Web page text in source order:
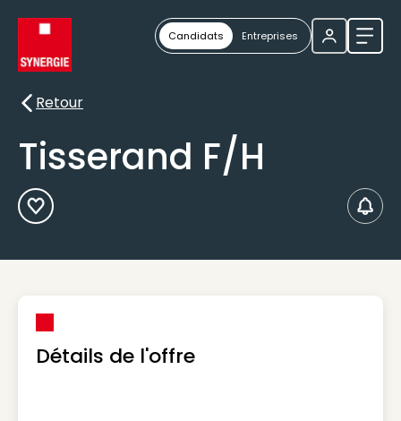
Candidats Entreprises
Retour
Retour
Tisserand F/H
Ajouter aux Favoris
Détails de l'offre